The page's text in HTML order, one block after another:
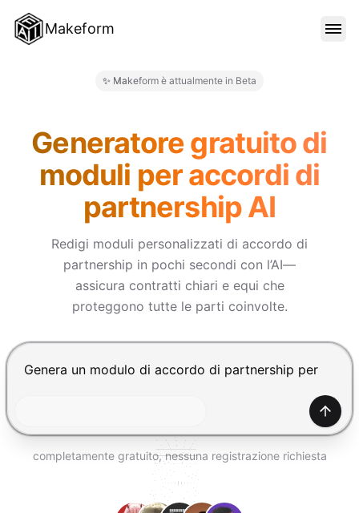
Makeform
BLOG
PREZZI
ACCEDI
PROVA GRATIS
✨ Makeform è attualmente in Beta
Generatore gratuito di
moduli per accordi di
partnership AI
Redigi moduli personalizzati di accordo di
partnership in pochi secondi con l’AI—
assicura contratti chiari e equi che
proteggono tutte le parti coinvolte.
Premi Invio per inviare, Shift+Invio per nuova riga
completamente gratuito, nessuna registrazione richiesta